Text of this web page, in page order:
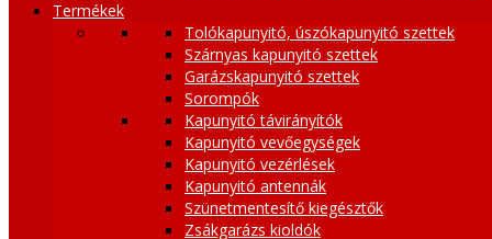
Termékek
Tolókapunyitó, úszókapunyitó szettek
Szárnyas kapunyitó szettek
Garázskapunyitó szettek
Sorompók
Kapunyitó távirányítók
Kapunyitó vevőegységek
Kapunyitó vezérlések
Kapunyitó antennák
Szünetmentesítő kiegésztők
Zsákgarázs kioldók